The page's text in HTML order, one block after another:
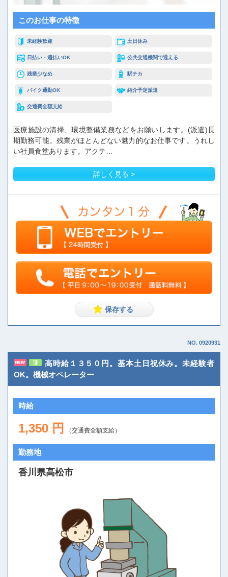
このお仕事の特徴
未経験歓迎 土日休み
日払い・週払いOK 公共交通機関で通える
残業少なめ 駅チカ
バイク通勤OK 紹介予定派遣
交通費全額支給
医療施設の清掃、環境整備業務などをお願いします。(派遣)長
期勤務可能。残業がほとんどない魅力的なお仕事です。うれし
い社員食堂あります。アクテ…
詳しく見る >
NO. 0920931
高時給１３５０円。基本土日祝休み。未経験者
OK。機械オペレーター
時給
1,350 円 （交通費全額支給）
勤務地
香川県高松市